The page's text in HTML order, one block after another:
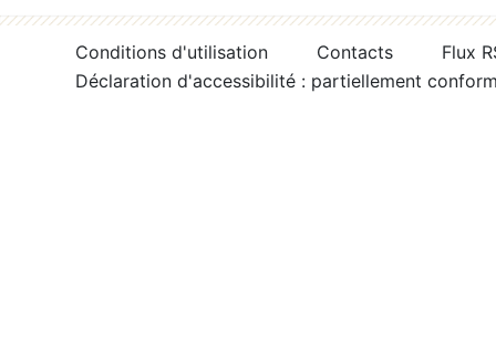
Conditions d'utilisation Contacts
Flux
Déclaration d'accessibilité : partiellement